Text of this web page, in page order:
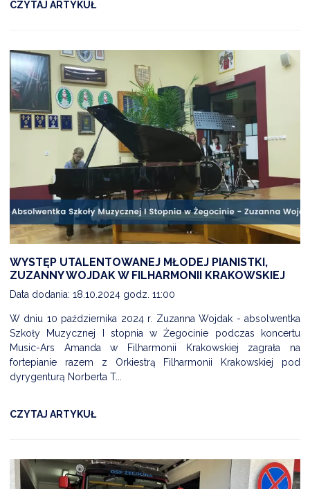
CZYTAJ ARTYKUŁ
WYSTĘP UTALENTOWANEJ MŁODEJ PIANISTKI,
ZUZANNY WOJDAK W FILHARMONII KRAKOWSKIEJ
Data dodania: 18.10.2024 godz. 11:00
W dniu 10 października 2024 r. Zuzanna Wojdak - absolwentka
Szkoły Muzycznej I stopnia w Żegocinie podczas koncertu
Music-Ars Amanda w Filharmonii Krakowskiej zagrała na
fortepianie razem z Orkiestrą Filharmonii Krakowskiej pod
dyrygenturą Norberta T...
CZYTAJ ARTYKUŁ